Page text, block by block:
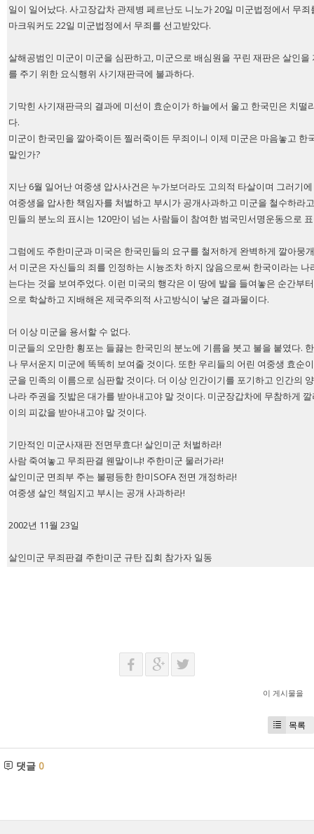
일이 일어났다. 사고장갑차 관제병 페르난도 니노가 20일 미군법정에서 무
마크워커도 22일 미군법정에서 무죄를 선고받았다.
살해공범인 미군이 미군을 심판하고, 미군으로 배심원을 꾸린 재판은 살인을
를 주기 위한 요식행위 사기재판극에 불과하다.
기막힌 사기재판극의 결과에 미선이 효순이가 하늘에서 울고 한국민은 치떨
다.
미군이 한국민을 깔아죽이든 찔러죽이든 무죄이니 이제 미군은 마음놓고 한
말인가?
지난 6월 일어난 여중생 압사사건은 누가보더라도 고의적 타살이며 그러기
여중생을 압사한 책임자를 처벌하고 부시가 공개사과하고 미군을 철수하라
민들의 분노의 표시는 120만이 넘는 사람들이 참여한 범국민서명운동으로
그럼에도 주한미군과 미국은 한국민들의 요구를 철저하게 완벽하게 깔아뭉
서 미군은 자신들의 죄를 인정하는 시늉조차 하지 않음으로써 한국이라는 나
는다는 것을 보여주었다. 이런 미국의 행각은 이 땅에 발을 들여놓은 순간부
으로 학살하고 지배해온 제국주의적 사고방식이 낳은 결과물이다.
더 이상 미군을 용서할 수 없다.
미군들의 오만한 횡포는 들끓는 한국민의 분노에 기름을 붓고 불을 붙였다.
나 무서운지 미군에 똑똑히 보여줄 것이다. 또한 우리들의 어린 여중생 효순
군을 민족의 이름으로 심판할 것이다. 더 이상 인간이기를 포기하고 인간의
나라 주권을 짓밟은 대가를 받아내고야 말 것이다. 미군장갑차에 무참하게
이의 피값을 받아내고야 말 것이다.
기만적인 미군사재판 전면무효다! 살인미군 처벌하라!
사람 죽여놓고 무죄판결 웬말이냐! 주한미군 물러가라!
살인미군 면죄부 주는 불평등한 한미SOFA 전면 개정하라!
여중생 살인 책임지고 부시는 공개 사과하라!
2002년 11월 23일
살인미군 무죄판결 주한미군 규탄 집회 참가자 일동
이 게시물을
목록
댓글 0